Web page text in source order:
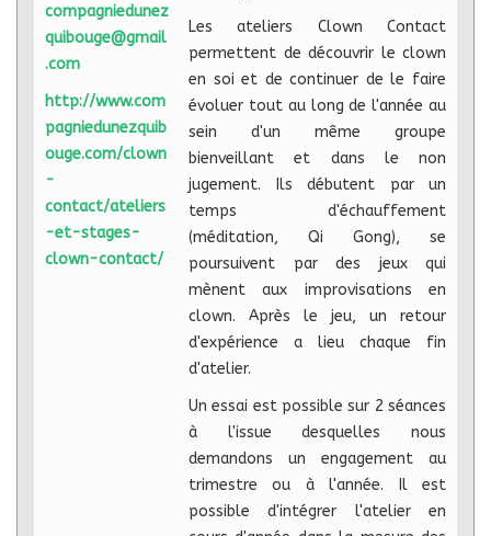
compagniedunez
quibouge@gmail
.com
http://www.com
pagniedunezquib
ouge.com/clown
-
contact/ateliers
-et-stages-
clown-contact/
Les ateliers Clown Contact
permettent de découvrir le clown
en soi et de continuer de le faire
évoluer tout au long de l'année au
sein d'un même groupe
bienveillant et dans le non
jugement. Ils débutent par un
temps d'échauffement
(méditation, Qi Gong), se
poursuivent par des jeux qui
mènent aux improvisations en
clown. Après le jeu, un retour
d'expérience a lieu chaque fin
d'atelier.
Un essai est possible sur 2 séances
à l'issue desquelles nous
demandons un engagement au
trimestre ou à l'année. Il est
possible d'intégrer l'atelier en